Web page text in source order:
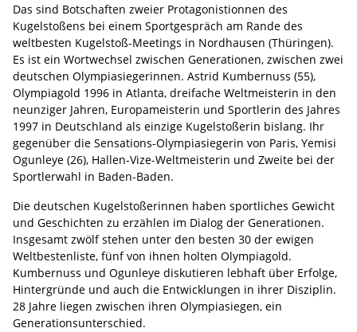
Das sind Botschaften zweier Protagonistionnen des
Kugelstoßens bei einem Sportgespräch am Rande des
weltbesten Kugelstoß-Meetings in Nordhausen (Thüringen).
Es ist ein Wortwechsel zwischen Generationen, zwischen zwei
deutschen Olympiasiegerinnen. Astrid Kumbernuss (55),
Olympiagold 1996 in Atlanta, dreifache Weltmeisterin in den
neunziger Jahren, Europameisterin und Sportlerin des Jahres
1997 in Deutschland als einzige Kugelstoßerin bislang. Ihr
gegenüber die Sensations-Olympiasiegerin von Paris, Yemisi
Ogunleye (26), Hallen-Vize-Weltmeisterin und Zweite bei der
Sportlerwahl in Baden-Baden.
Die deutschen Kugelstoßerinnen haben sportliches Gewicht
und Geschichten zu erzählen im Dialog der Generationen.
Insgesamt zwölf stehen unter den besten 30 der ewigen
Weltbestenliste, fünf von ihnen holten Olympiagold.
Kumbernuss und Ogunleye diskutieren lebhaft über Erfolge,
Hintergründe und auch die Entwicklungen in ihrer Disziplin.
28 Jahre liegen zwischen ihren Olympiasiegen, ein
Generationsunterschied.